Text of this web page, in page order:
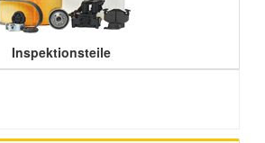
Inspektionsteile